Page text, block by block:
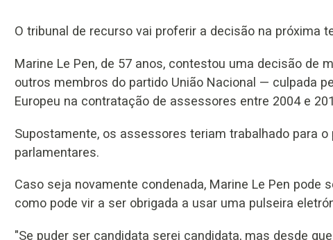
O tribunal de recurso vai proferir a decisão na próxima
Marine Le Pen, de 57 anos, contestou uma decisão de
outros membros do partido União Nacional — culpada
Europeu na contratação de assessores entre 2004 e
Supostamente, os assessores teriam trabalhado para
parlamentares.
Caso seja novamente condenada, Marine Le Pen pode
como pode vir a ser obrigada a usar uma pulseira
"Se puder ser candidata serei candidata, mas desde